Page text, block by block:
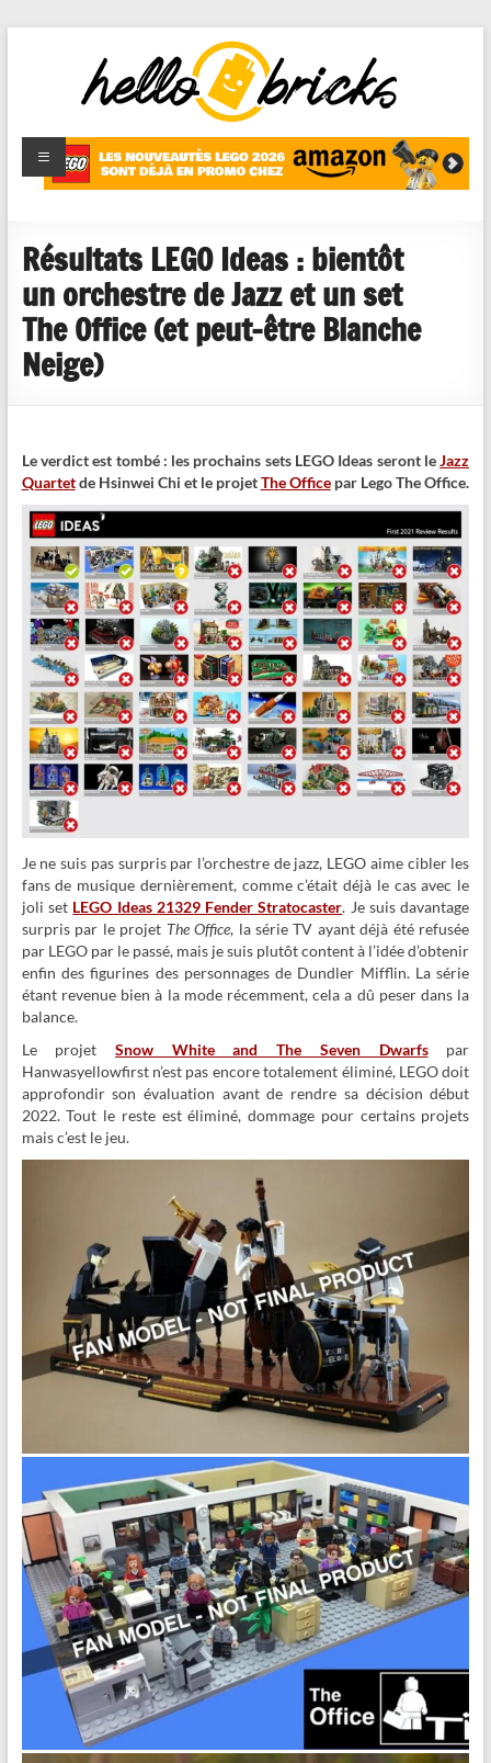
HelloBricks
Blog LEGO,
nouveaut�s
reviews
Résultats LEGO Ideas : bientôt
un orchestre de Jazz et un set
The Office (et peut-être Blanche
Neige)
Le verdict est tombé : les prochains sets LEGO Ideas seront leJazz
Quartetde Hsinwei Chi et le projetThe Officepar Lego The Office.
Je ne suis pas surpris par l’orchestre de jazz, LEGO aime cibler les
fans de musique dernièrement, comme c’était déjà le cas avec le
joli set LEGO Ideas 21329 Fender Stratocaster. Je suis davantage
surpris par le projet The Office, la série TV ayant déjà été refusée
par LEGO par le passé, mais je suis plutôt content à l’idée d’obtenir
enfin des figurines des personnages de Dundler Mifflin. La série
étant revenue bien à la mode récemment, cela a dû peser dans la
balance.
Le projetSnow White and The Seven Dwarfspar
Hanwasyellowfirst n’est pas encore totalement éliminé, LEGO doit
approfondir son évaluation avant de rendre sa décision début
2022. Tout le reste est éliminé, dommage pour certains projets
mais c’est le jeu.